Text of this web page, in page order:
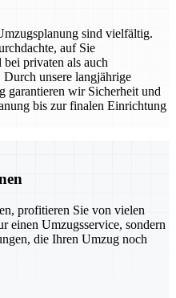
sind vielfältig.
auf Sie
privaten als auch
unsere langjährige
garantieren wir Sicherheit und
bis zur finalen Einrichtung
profitieren Sie von vielen
einen Umzugsservice, sondern
die Ihren Umzug noch